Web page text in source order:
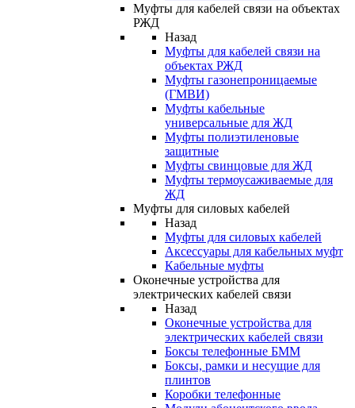
Муфты для кабелей связи на объектах
РЖД
Назад
Муфты для кабелей связи на
объектах РЖД
Муфты газонепроницаемые
(ГМВИ)
Муфты кабельные
универсальные для ЖД
Муфты полиэтиленовые
защитные
Муфты свинцовые для ЖД
Муфты термоусаживаемые для
ЖД
Муфты для силовых кабелей
Назад
Муфты для силовых кабелей
Аксессуары для кабельных муфт
Кабельные муфты
Оконечные устройства для
электрических кабелей связи
Назад
Оконечные устройства для
электрических кабелей связи
Боксы телефонные БММ
Боксы, рамки и несущие для
плинтов
Коробки телефонные